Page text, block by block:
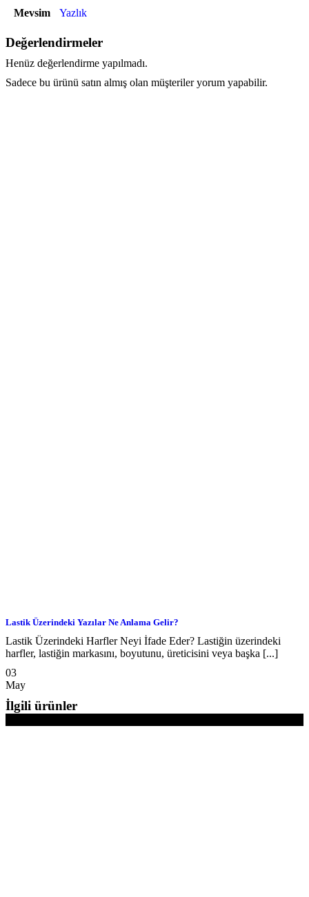
Mevsim Yazlık
Değerlendirmeler
Henüz değerlendirme yapılmadı.
Sadece bu ürünü satın almış olan müşteriler yorum yapabilir.
Lastik Üzerindeki Yazılar Ne Anlama Gelir?
Lastik Üzerindeki Harfler Neyi İfade Eder? Lastiğin üzerindeki
harfler, lastiğin markasını, boyutunu, üreticisini veya başka [...]
03
May
İlgili ürünler